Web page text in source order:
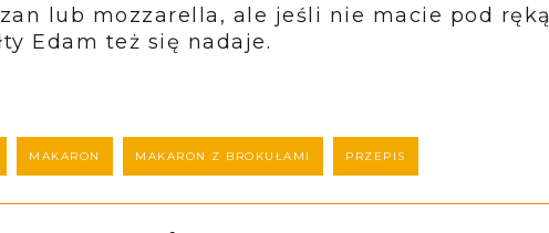
lub mozzarella, ale jeśli nie macie pod ręką
Edam też się nadaje.
MAKARON MAKARON Z BROKUŁAMI PRZEPIS